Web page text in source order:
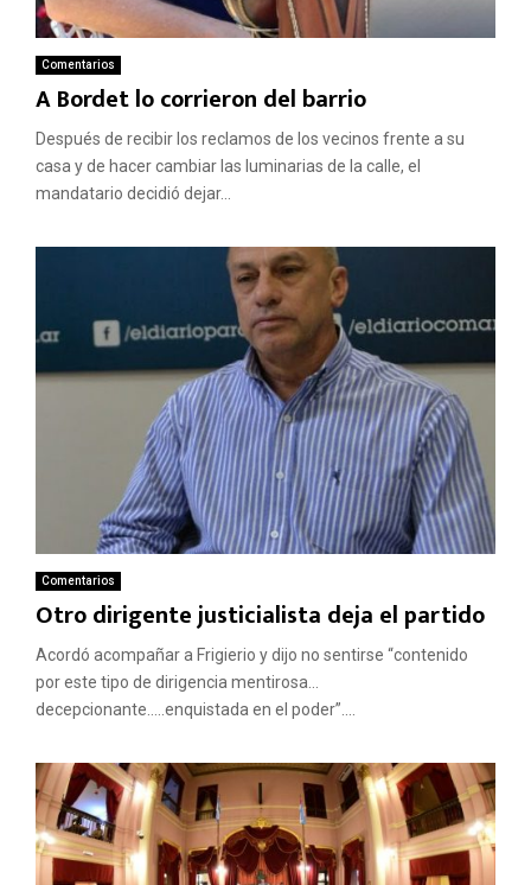
Comentarios
A Bordet lo corrieron del barrio
Después de recibir los reclamos de los vecinos frente a su
casa y de hacer cambiar las luminarias de la calle, el
mandatario decidió dejar...
Comentarios
Otro dirigente justicialista deja el partido
Acordó acompañar a Frigierio y dijo no sentirse “contenido
por este tipo de dirigencia mentirosa…
decepcionante…..enquistada en el poder”....